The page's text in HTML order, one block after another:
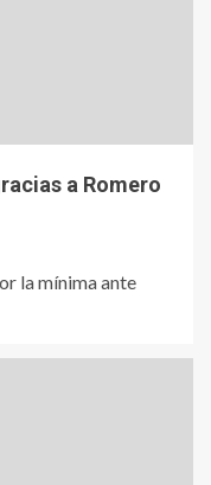
a Romero
la mínima ante